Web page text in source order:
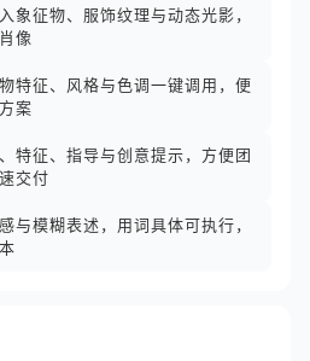
象征物、服饰纹理与动态光影，
像
特征、风格与色调一键调用，便
案
特征、指导与创意提示，方便团
交付
与模糊表述，用词具体可执行，